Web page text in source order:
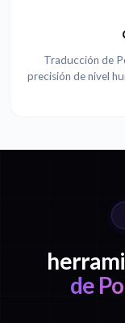
Traducción de
precisión de nivel
de